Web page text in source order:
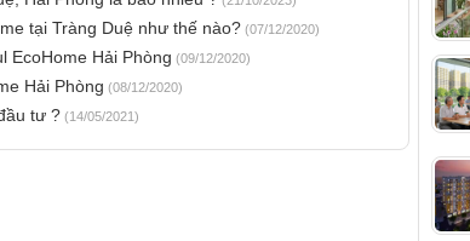
tại Tràng Duệ như thế nào? (07/12/2020)
EcoHome Hải Phòng (09/12/2020)
Hải Phòng (08/12/2020)
tư ? (14/05/2021)